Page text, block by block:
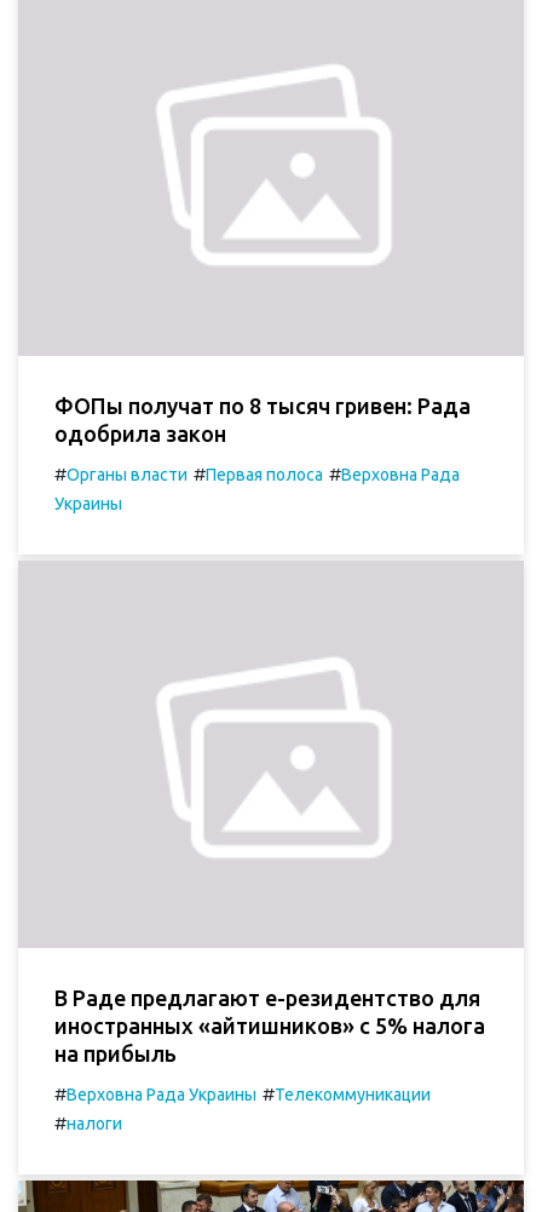
ФОПы получат по 8 тысяч гривен: Рада
одобрила закон
#Органы власти #Первая полоса #Верховна Рада
Украины
В Раде предлагают е-резидентство для
иностранных «айтишников» с 5% налога
на прибыль
#Верховна Рада Украины #Телекоммуникации
#налоги